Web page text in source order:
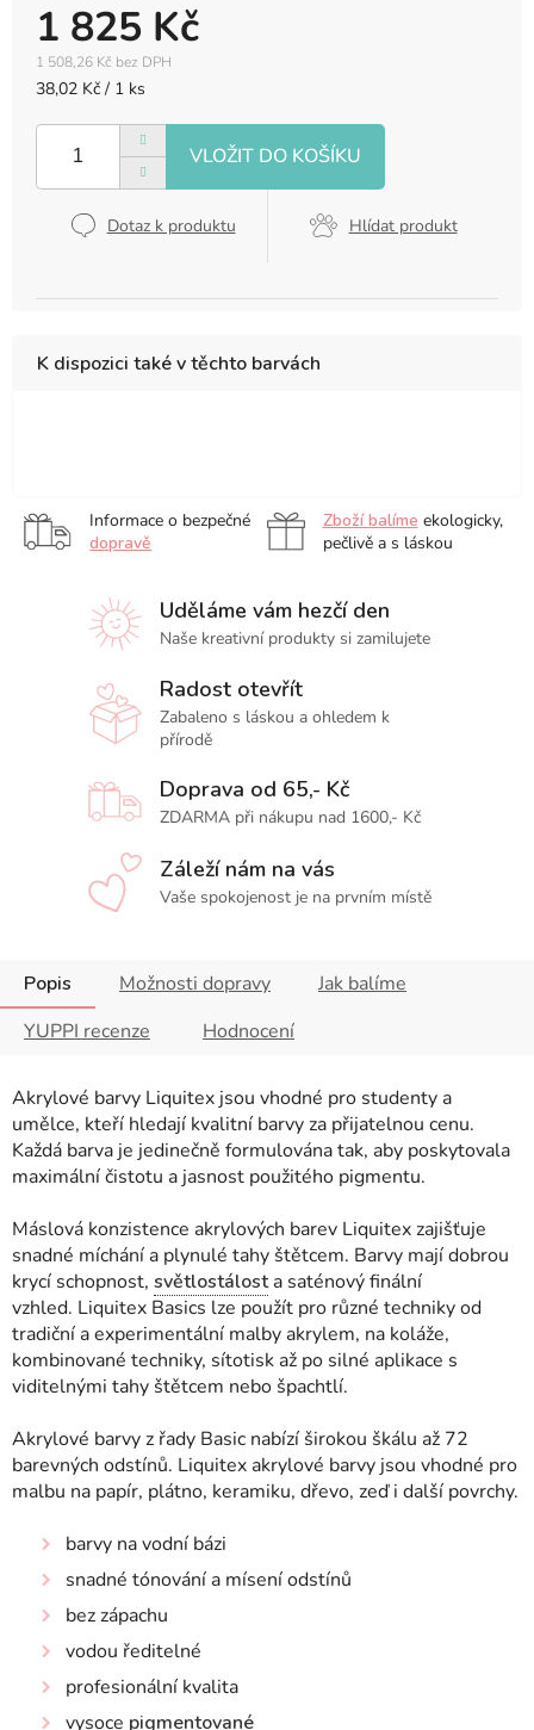
1 825 Kč
1 508,26 Kč bez DPH
Měrná
38,02 Kč / 1 ks
Dotaz k produktu Hlídat produkt
K dispozici také v těchto barvách
ks
ks
ks
Informace o bezpečné
dopravě
Zboží balíme ekologicky,
pečlivě a s láskou
Uděláme vám hezčí den
Naše kreativní produkty si zamilujete
Radost otevřít
Zabaleno s láskou a ohledem k
přírodě
Doprava od 65,- Kč
ZDARMA při nákupu nad 1600,- Kč
Záleží nám na vás
Vaše spokojenost je na prvním místě
Popis Možnosti dopravy
Jak balíme
YUPPI recenze
Hodnocení
Akrylové barvy Liquitex jsou vhodné pro studenty a
umělce, kteří hledají kvalitní barvy za přijatelnou cenu.
Každá barva je jedinečně formulována tak, aby poskytovala
maximální čistotu a jasnost použitého pigmentu.
Máslová konzistence akrylových barev Liquitex zajišťuje
snadné míchání a plynulé tahy štětcem. Barvy mají dobrou
krycí schopnost, světlostálosta saténový finální
vzhled. Liquitex Basics lze použít pro různé techniky od
tradiční a experimentální malby akrylem, na koláže,
kombinované techniky, sítotisk až po silné aplikace s
viditelnými tahy štětcem nebo špachtlí.
Akrylové barvy z řady Basic nabízí širokou škálu až 72
barevných odstínů. Liquitex akrylové barvy jsou vhodné pro
malbu na papír, plátno, keramiku, dřevo, zeď i další povrchy.
barvy na vodní bázi
snadné tónování a mísení odstínů
bez zápachu
vodou ředitelné
profesionální kvalita
vysoce pigmentované